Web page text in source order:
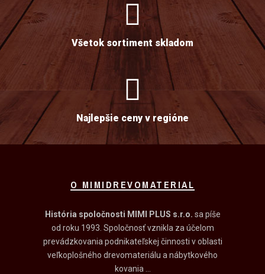
Všetok sortiment skladom
Najlepšie ceny v regióne
O MIMIDREVOMATERIAL
História spoločnosti MIMI PLUS s.r.o. sa píše
od roku 1993. Spoločnosť vznikla za účelom
prevádzkovania podnikateľskej činnosti v oblasti
veľkoplošného drevomateriálu a nábytkového
kovania ...